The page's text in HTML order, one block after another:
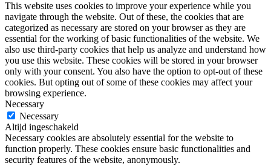
This website uses cookies to improve your experience while you
navigate through the website. Out of these, the cookies that are
categorized as necessary are stored on your browser as they are
essential for the working of basic functionalities of the website. We
also use third-party cookies that help us analyze and understand how
you use this website. These cookies will be stored in your browser
only with your consent. You also have the option to opt-out of these
cookies. But opting out of some of these cookies may affect your
browsing experience.
Necessary
Necessary
Altijd ingeschakeld
Necessary cookies are absolutely essential for the website to
function properly. These cookies ensure basic functionalities and
security features of the website, anonymously.